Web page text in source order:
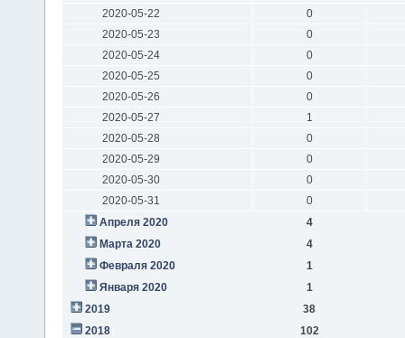
2020-05-22
0
2020-05-23
0
2020-05-24
0
2020-05-25
0
2020-05-26
0
2020-05-27
1
2020-05-28
0
2020-05-29
0
2020-05-30
0
2020-05-31
0
Апреля 2020
4
Марта 2020
4
Февраля 2020
1
Января 2020
1
2019
38
2018
102